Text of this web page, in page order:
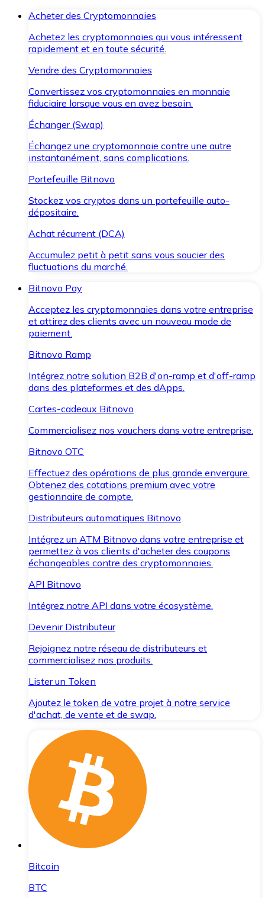
Acheter des Cryptomonnaies
Achetez les cryptomonnaies qui vous intéressent
rapidement et en toute sécurité.
Vendre des Cryptomonnaies
Convertissez vos cryptomonnaies en monnaie
fiduciaire lorsque vous en avez besoin.
Échanger (Swap)
Échangez une cryptomonnaie contre une autre
instantanément, sans complications.
Portefeuille Bitnovo
Stockez vos cryptos dans un portefeuille auto-
dépositaire.
Achat récurrent (DCA)
Accumulez petit à petit sans vous soucier des
fluctuations du marché.
Bitnovo Pay
Acceptez les cryptomonnaies dans votre entreprise
et attirez des clients avec un nouveau mode de
paiement.
Bitnovo Ramp
Intégrez notre solution B2B d'on-ramp et d'off-ramp
dans des plateformes et des dApps.
Cartes-cadeaux Bitnovo
Commercialisez nos vouchers dans votre entreprise.
Bitnovo OTC
Effectuez des opérations de plus grande envergure.
Obtenez des cotations premium avec votre
gestionnaire de compte.
Distributeurs automatiques Bitnovo
Intégrez un ATM Bitnovo dans votre entreprise et
permettez à vos clients d'acheter des coupons
échangeables contre des cryptomonnaies.
API Bitnovo
Intégrez notre API dans votre écosystème.
Devenir Distributeur
Rejoignez notre réseau de distributeurs et
commercialisez nos produits.
Lister un Token
Ajoutez le token de votre projet à notre service
d'achat, de vente et de swap.
Bitcoin
BTC